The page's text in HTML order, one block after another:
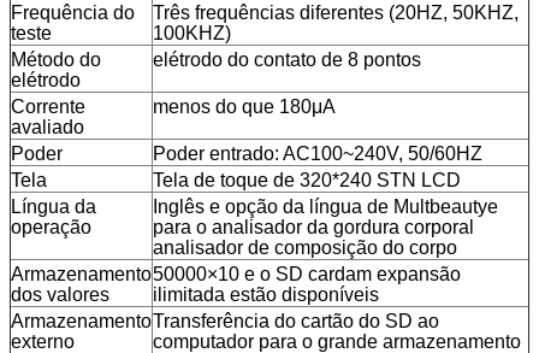
Frequência do
teste
Três frequências diferentes (20HZ, 50KHZ,
100KHZ)
Método do
elétrodo
elétrodo do contato de 8 pontos
Corrente
avaliado
menos do que 180μA
Poder
Poder entrado: AC100~240V, 50/60HZ
Tela
Tela de toque de 320*240 STN LCD
Língua da
operação
Inglês e opção da língua de Multbeautye
para o analisador da gordura corporal
analisador de composição do corpo
Armazenamento
dos valores
50000×10 e o SD cardam expansão
ilimitada estão disponíveis
Armazenamento
externo
Transferência do cartão do SD ao
computador para o grande armazenamento